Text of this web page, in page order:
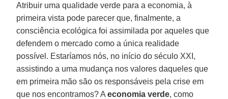
Atribuir uma qualidade verde para a economia, à
primeira vista pode parecer que, finalmente, a
consciência ecológica foi assimilada por aqueles que
defendem o mercado como a única realidade
possível. Estaríamos nós, no início do século XXI,
assistindo a uma mudança nos valores daqueles que
em primeira mão são os responsáveis pela crise em
que nos encontramos? Aeconomia verde, como